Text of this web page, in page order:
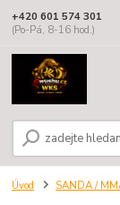
+420 601 574 301
(Po-Pá, 8-16 hod.)
Úvod SANDA /